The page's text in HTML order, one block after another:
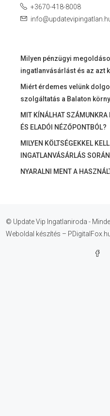
+3670-418-8008
Milyen pénzügyi
ingatlanvásárlást és az azt
Miért érdemes velünk
szolgáltatás a Balaton
MIT KÍNÁLHAT SZÁMUNKRA
ÉS ELADÓI NÉZŐPONTBÓL?
MILYEN KÖLTSÉGEKKEL
INGATLANVÁSÁRLÁS
NYARALNI MENT A
© Update Vip Ingatlaniroda -
Weboldal készítés –